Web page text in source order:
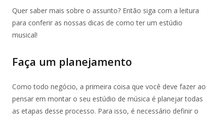
Quer saber mais sobre o assunto? Então siga com a leitura
para conferir as nossas dicas de como ter um estúdio
musical!
Faça um planejamento
Como todo negócio, a primeira coisa que você deve fazer ao
pensar em montar o seu estúdio de música é planejar todas
as etapas desse processo. Para isso, é necessário definir o